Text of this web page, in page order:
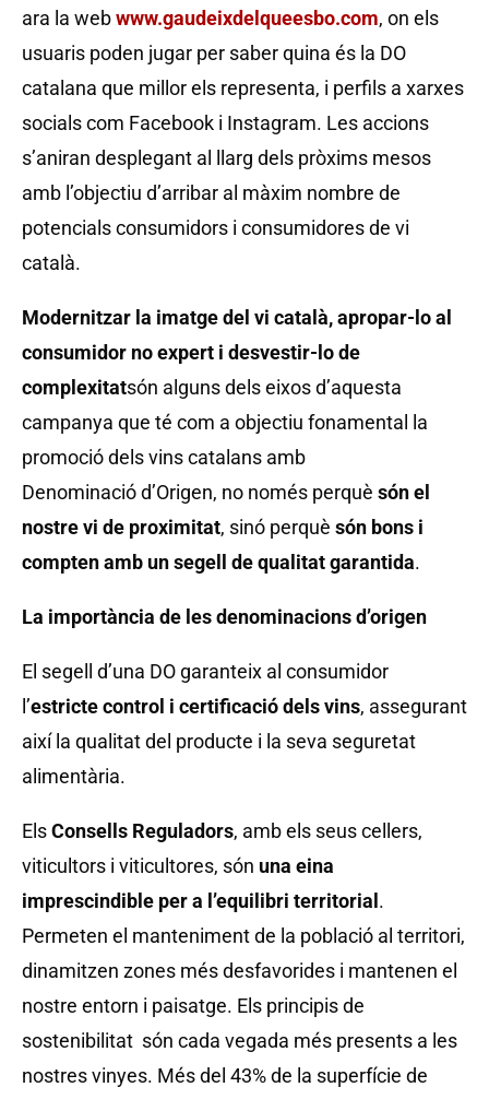
ara la webwww.gaudeixdelqueesbo.com, on els
usuaris poden jugar per saber quina és la DO
catalana que millor els representa, i perfils a xarxes
socials com Facebook i Instagram. Les accions
s’aniran desplegant al llarg dels pròxims mesos
amb l’objectiu d’arribar al màxim nombre de
potencials consumidors i consumidores de vi
català.
Modernitzar la imatge del vi catal à, apropar-lo al
consumidor no expert i desvestir-lo de
complexitatsón alguns dels eixos d’aquesta
campanya que té com a objectiu fonamental la
promoció dels vins catalans amb
Denominació d’Origen, no només perquè són el
nostre vi de proximitat, sinó perquè són bons i
compten amb un segell de qualitat garantida.
La importància de les denominacions d’origen
El segell d’una DO garanteix al consumidor
l’estricte control i certificació dels vins, assegurant
així la qualitat del producte i la seva seguretat
alimentària.
ElsConsells Reguladors, amb els seus cellers,
viticultors i viticultores, són una eina
imprescindible per a l ’equilibri territorial .
Permeten el manteniment de la població al territori,
dinamitzen zones més desfavorides i mantenen el
nostre entorn i paisatge. Els principis de
sostenibilitat són cada vegada més presents a les
nostres vinyes. Més del 43% de la superfície de